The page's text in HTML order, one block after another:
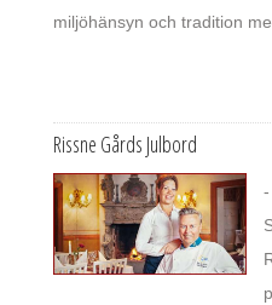
miljöhänsyn och tradition
Rissne Gårds Julbord